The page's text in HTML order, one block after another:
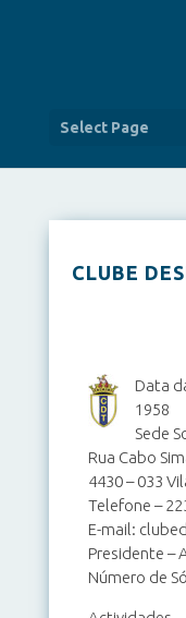
Select Page
CLUBE
Data
1958
Sede
Rua Cabo
4430 – 033
Telefone –
E-mail:
Presidente –
Número de